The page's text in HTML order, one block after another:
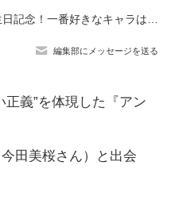
編集部にメッセージを送る
義”を体現した『アン
田美桜さん）と出会